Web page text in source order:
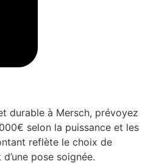
durable à Mersch, prévoyez
selon la puissance et les
reflète le choix de
pose soignée.